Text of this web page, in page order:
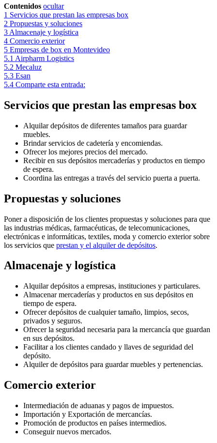
Contenidos ocultar
1 Servicios que prestan las empresas box
2 Propuestas y soluciones
3 Almacenaje y logística
4 Comercio exterior
5 Empresas de box en Montevideo
5.1 Airpharm Logistics
5.2 Mecaluz
5.3 Esan
5.4 Comparte esta entrada:
Servicios que prestan las empresas box
Alquilar depósitos de diferentes tamaños para guardar
muebles.
Brindar servicios de cadetería y encomiendas.
Ofrecer los mejores precios del mercado.
Recibir en sus depósitos mercaderías y productos en tiempo
de espera.
Coordina las entregas a través del servicio puerta a puerta.
Propuestas y soluciones
Poner a disposición de los clientes propuestas y soluciones para que
las industrias médicas, farmacéuticas, de telecomunicaciones,
electrónicas e informáticas, textiles, moda y comercio exterior sobre
los servicios que prestan y el alquiler de depósitos.
Almacenaje y logística
Alquilar depósitos a empresas, instituciones y particulares.
Almacenar mercaderías y productos en sus depósitos en
tiempo de espera.
Ofrecer depósitos de cualquier tamaño, limpios, secos,
privados y seguros.
Ofrecer la seguridad necesaria para la mercancía que guardan
en sus depósitos.
Facilitar a los clientes candado y llaves de seguridad del
depósito.
Alquiler de depósitos para guardar muebles y pertenencias.
Comercio exterior
Intermediación de aduanas y pagos de impuestos.
Importación y Exportación de mercancías.
Promoción de productos en países intermedios.
Conseguir nuevos mercados.